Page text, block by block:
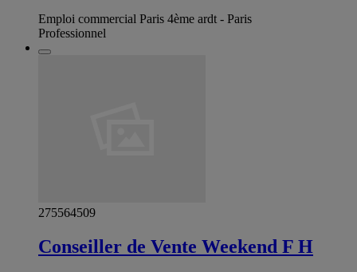
Emploi commercial Paris 4ème ardt - Paris
Professionnel
275564509
Conseiller de Vente Weekend F H